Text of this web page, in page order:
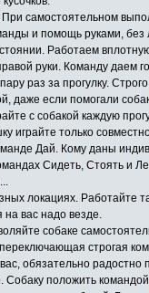
При самостоятельном
и помощь руками, без
Работаем
руки. Команду даем
раз за прогулку.
даже если помогали
с собакой каждую
играйте только
Дай. Кому даны
Сидеть, Стоять и
локациях. Работайте
на вас надо везде.
собаке
строгая
обязательно радостно
Собаку положить